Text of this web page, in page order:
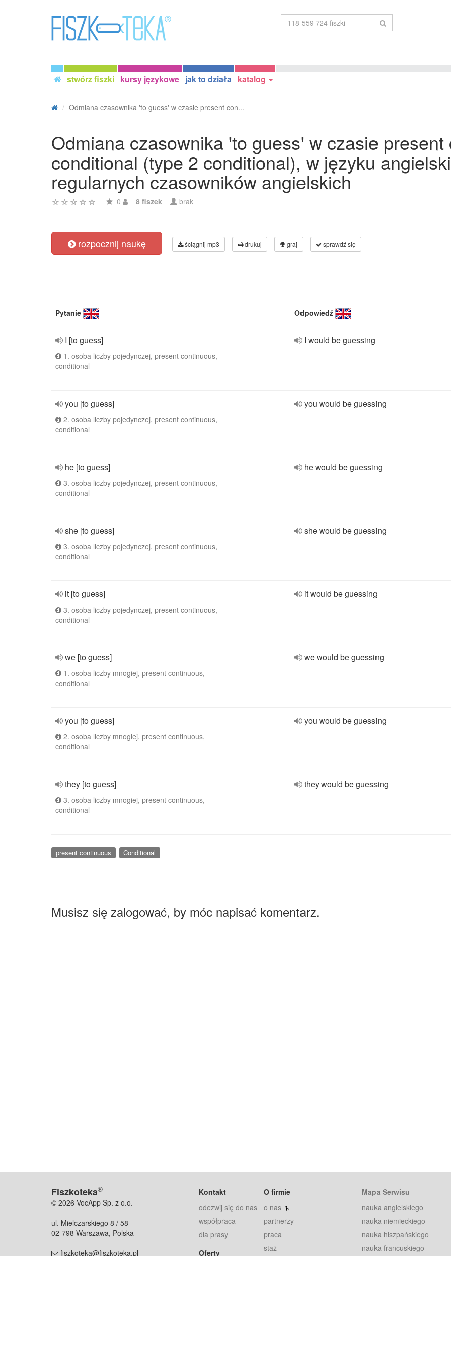
stwórz fiszki kursy językowe jak to działa katalog
Odmiana czasownika 'to guess' w czasie present con...
Odmiana czasownika 'to guess' w czasie present
conditional (type 2 conditional), w języku
regularnych czasowników angielskich
0 8 fiszek brak
rozpocznij naukę ściągnij mp3 drukuj graj sprawdź się
Pytanie Odpowiedź
I [to guess]
1. osoba liczby pojedynczej, present continuous,
conditional
I would be guessing
you [to guess]
2. osoba liczby pojedynczej, present continuous,
conditional
you would be guessing
he [to guess]
3. osoba liczby pojedynczej, present continuous,
conditional
he would be guessing
she [to guess]
3. osoba liczby pojedynczej, present continuous,
conditional
she would be guessing
it [to guess]
3. osoba liczby pojedynczej, present continuous,
conditional
it would be guessing
we [to guess]
1. osoba liczby mnogiej, present continuous,
conditional
we would be guessing
you [to guess]
2. osoba liczby mnogiej, present continuous,
conditional
you would be guessing
they [to guess]
3. osoba liczby mnogiej, present continuous,
conditional
they would be guessing
present continuous Conditional
Musisz się zalogować, by móc napisać komentarz.
Fiszkoteka®
© 2026 VocApp Sp. z o.o.
ul. Mielczarskiego 8 / 58
02-798 Warszawa, Polska
fiszkoteka@fiszkoteka.pl
Kontakt
odezwij się do nas
współpraca
dla prasy
Oferty
O firmie
o nas
partnerzy
praca
staż
Mapa Serwisu
nauka angielskiego
nauka niemieckiego
nauka hiszpańskiego
nauka francuskiego